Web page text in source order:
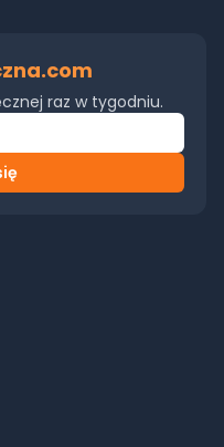
raz w tygodniu.